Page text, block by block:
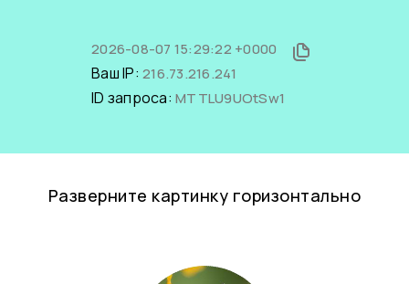
2026-08-07 15:29:22 +0000
Ваш IP: 216.73.216.241
ID запроса: MTTLU9UOtSw1
Разверните картинку горизонтально